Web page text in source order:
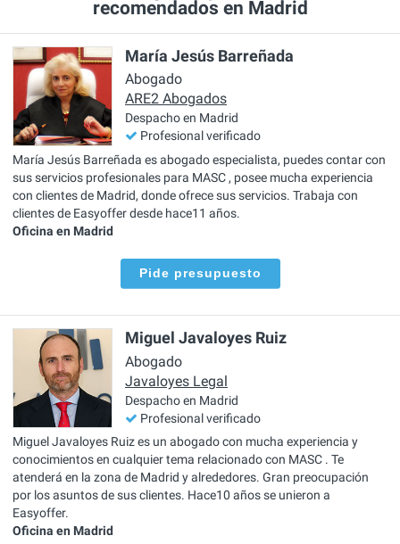
recomendados en Madrid
María Jesús Barreñada
Abogado
ARE2 Abogados
Despacho en Madrid
Profesional verificado
María Jesús Barreñada es abogado especialista, puedes contar con
sus servicios profesionales para MASC , posee mucha experiencia
con clientes de Madrid, donde ofrece sus servicios. Trabaja con
clientes de Easyoffer desde hace11 años.
Oficina en Madrid
Pide presupuesto
Miguel Javaloyes Ruiz
Abogado
Javaloyes Legal
Despacho en Madrid
Profesional verificado
Miguel Javaloyes Ruiz es un abogado con mucha experiencia y
conocimientos en cualquier tema relacionado con MASC . Te
atenderá en la zona de Madrid y alrededores. Gran preocupación
por los asuntos de sus clientes. Hace10 años se unieron a
Easyoffer.
Oficina en Madrid